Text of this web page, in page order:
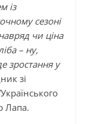
із
сезоні
чи ціна
– ну,
зростання у
зі
Лапа.